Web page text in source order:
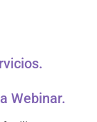
Webinar.